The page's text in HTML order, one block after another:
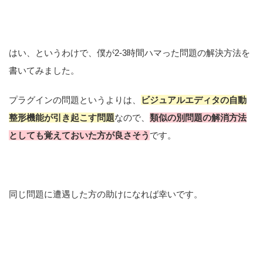
はい、というわけで、僕が2-3時間ハマった問題の解決方法を
書いてみました。
プラグインの問題というよりは、
ビジュアルエディタの自動
整形機能が引き起こす問題なので、 類似の別問題の解消方法
としても覚えておいた方が良さそう です。
同じ問題に遭遇した方の助けになれば幸いです。